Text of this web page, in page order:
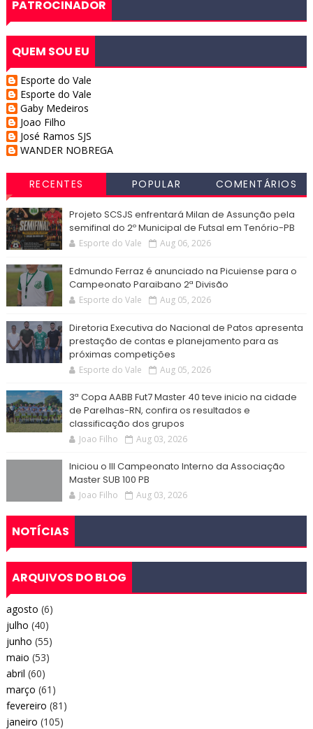
PATROCINADOR
QUEM SOU EU
Esporte do Vale
Esporte do Vale
Gaby Medeiros
Joao Filho
José Ramos SJS
WANDER NOBREGA
RECENTES POPULAR COMENTÁRIOS
Projeto SCSJS enfrentará Milan de Assunção pela
semifinal do 2º Municipal de Futsal em Tenório-PB
Esporte do Vale Aug 06, 2026
Edmundo Ferraz é anunciado na Picuiense para o
Campeonato Paraibano 2ª Divisão
Esporte do Vale Aug 05, 2026
Diretoria Executiva do Nacional de Patos apresenta
prestação de contas e planejamento para as
próximas competições
Esporte do Vale Aug 05, 2026
3ª Copa AABB Fut7 Master 40 teve inicio na cidade
de Parelhas-RN, confira os resultados e
classificação dos grupos
Joao Filho Aug 03, 2026
Iniciou o III Campeonato Interno da Associação
Master SUB 100 PB
Joao Filho Aug 03, 2026
NOTÍCIAS
ARQUIVOS DO BLOG
agosto (6)
julho (40)
junho (55)
maio (53)
abril (60)
março (61)
fevereiro (81)
janeiro (105)